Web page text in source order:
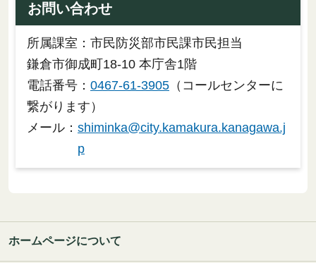
お問い合わせ
所属課室：市民防災部市民課市民担当
鎌倉市御成町18-10 本庁舎1階
電話番号： 0467-61-3905 （コールセンターに
繋がります）
メール： shiminka@city.kamakura.kanagawa.j
p
ホームページについて